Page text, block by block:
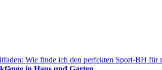
Wie finde ich den perfekten Sport-BH für